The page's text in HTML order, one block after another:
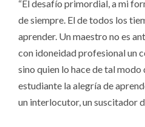
“El desafío primordial, a mi
de siempre. El de todos los
aprender. Un maestro no es
con idoneidad profesional un
sino quien lo hace de tal modo
estudiante la alegría de
un interlocutor, un suscitador